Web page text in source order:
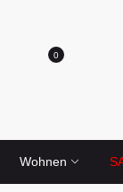
0
Wohnen